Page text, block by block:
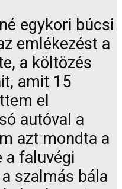
egykori búcsi
emlékezést a
a költözés
amit 15
el
autóval a
azt mondta a
a faluvégi
szalmás bála